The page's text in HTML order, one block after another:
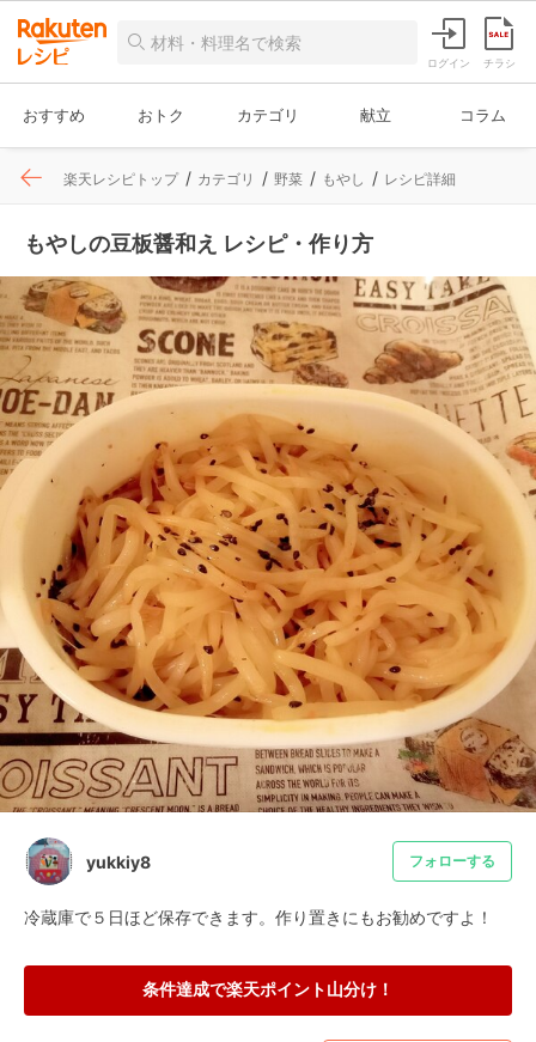
ログイン チラシ
おすすめ おトク カテゴリ 献立 コラム
楽天レシピトップ カテゴリ 野菜 もやし レシピ詳細
もやしの豆板醤和え レシピ・作り方
yukkiy8 フォローする
冷蔵庫で５日ほど保存できます。作り置きにもお勧めですよ！
条件達成で楽天ポイント山分け！